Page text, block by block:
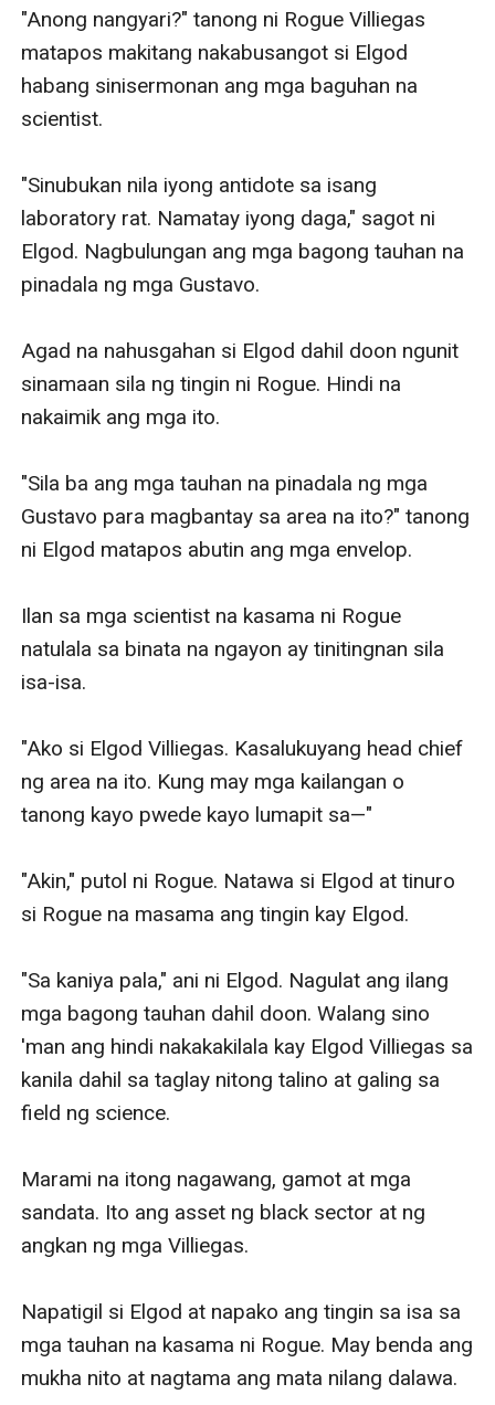
gawin kung sakali nga na maalala ni Elgod ang
nangyari sa amin kagabi.
Napatigil ako matapos maalala ang mga damit na
binigay sa akin ni Ren. Agad ako lumabas at tiningnan
gumalaw 'non. Nilabas ko iyon at ginusot-gusot.
Walang may alam na babae ako kahit si Elgod— hindi
pa din niya nakikita ang mukha ko sa likod ng mga
benda.
ako sa kama. Tulog pa din si Elgod— kahit siguro sa
susunod na buhay hindi ko ito makakalimutan.
"Ito siguro ang uri ng pagkakamali na kahit kailan hindi
si Elgod bago tumungo sa veranda. Sumampa ako sa
railing at tumalon pababa.
Nagpapasalamat na lang ako dahil pangalawang
maramdaman ko na naman ang sakit.
"Those idiot," bulong ko. Malinaw na isa ito sa mga
trapped nila at nahulog ako. Aalis ako nang may pares
Pag-angat ko ng tingin. Hindi ako nakagalaw matapos
makita ang pamilyar na lalaki.
"Bakit nasa iyo ang badge ni Cairo? Sino ka at anong
Villiegas. Hindi ako nakagalaw. Parang nanghina ang
mga tuhod ko at nawalan ng lakas.
taong ito— umatras ako.
"Whatever, umalis ka na. Malapit na gumising si Elgod—
hanapin mo sina Heartly kapag nakapag-ayos ka na,"
ani ni Rogue bago tumalikod. Hindj ito nagtanong—
dapat ba ako doon makampante o mabahala.
sabihin ito kay Elgod," dagdag ni Rogue at kumaway
habang nakatalikod. Naglakad ito hanggang sa
mawala sa paningin ko.
ang tungkol sa akin pero hindi pwede si Elgod.
Masyado na akong maraming pinagdaanan at hinarap
para makarating dito at makasama siya.
"Anong nangyari?" tanong ni Rogue Villiegas
matapos makitang nakabusangot si Elgod
habang sinisermonan ang mga baguhan na
scientist.
"Sinubukan nila iyong antidote sa isang
laboratory rat. Namatay iyong daga," sagot ni
Elgod. Nagbulungan ang mga bagong tauhan na
pinadala ng mga Gustavo.
Agad na nahusgahan si Elgod dahil doon ngunit
sinamaan sila ng tingin ni Rogue. Hindi na
nakaimik ang mga ito.
"Sila ba ang mga tauhan na pinadala ng mga
Gustavo para magbantay sa area na ito?" tanong
ni Elgod matapos abutin ang mga envelop.
Ilan sa mga scientist na kasama ni Rogue
natulala sa binata na ngayon ay tinitingnan sila
isa-isa.
"Ako si Elgod Villiegas. Kasalukuyang head chief
ng area na ito. Kung may mga kailangan o
tanong kayo pwede kayo lumapit sa—"
"Akin," putol ni Rogue. Natawa si Elgod at tinuro
si Rogue na masama ang tingin kay Elgod.
"Sa kaniya pala," ani ni Elgod. Nagulat ang ilang
mga bagong tauhan dahil doon. Walang sino
'man ang hindi nakakakilala kay Elgod Villiegas sa
kanila dahil sa taglay nitong talino at galing sa
field ng science.
Marami na itong nagawang, gamot at mga
sandata. Ito ang asset ng black sector at ng
angkan ng mga Villiegas.
Napatigil si Elgod at napako ang tingin sa isa sa
mga tauhan na kasama ni Rogue. May benda ang
mukha nito at nagtama ang mata nilang dalawa.